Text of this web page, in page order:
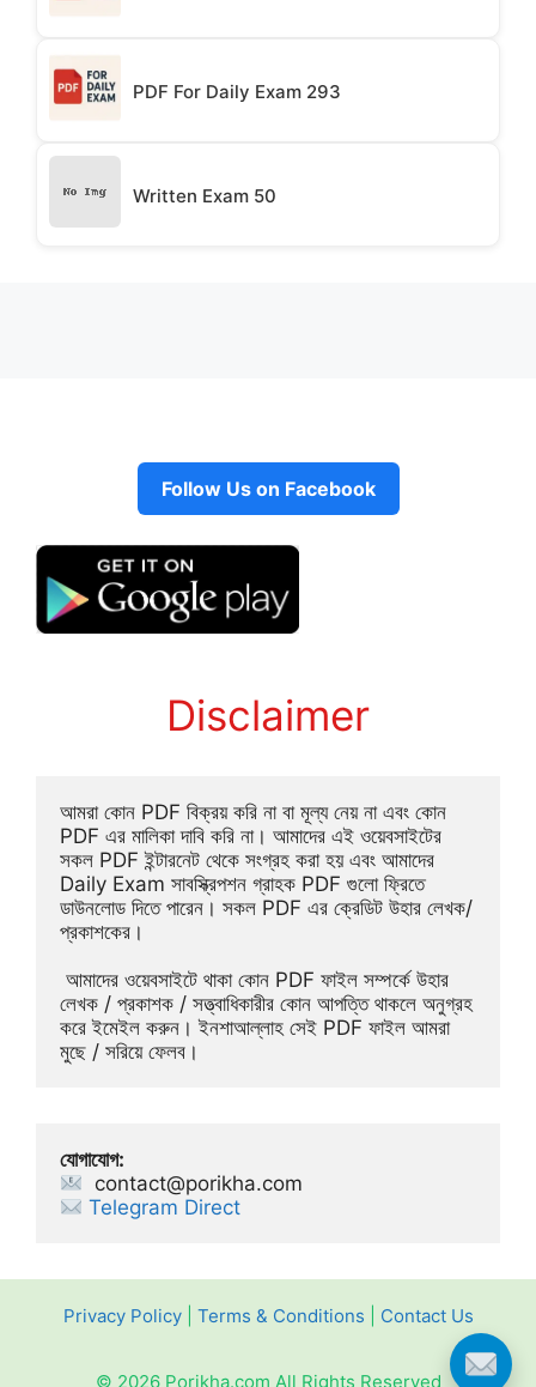
PDF For Daily Exam 293
Written Exam 50
Follow Us on Facebook
Disclaimer
আমরা কোন PDF বিক্রয় করি না বা মূল্য নেয় না এবং কোন
PDF এর মালিকা দাবি করি না। আমাদের এই ওয়েবসাইটের
সকল PDF ইন্টারনেট থেকে সংগ্রহ করা হয় এবং আমাদের
Daily Exam সাবস্ক্রিপশন গ্রাহক PDF গুলো ফ্রিতে
ডাউনলোড দিতে পারেন। সকল PDF এর ক্রেডিট উহার লেখক/
প্রকাশকের।
লেখক / প্রকাশক / সত্ত্বাধিকারীর কোন আপত্তি থাকলে অনুগ্রহ
করে ইমেইল করুন। ইনশাআল্লাহ সেই PDF ফাইল আমরা
মুছে / সরিয়ে ফেলব।
যোগাযোগ:
contact@porikha.com
Telegram Direct
Privacy Policy| Terms & Conditions Contact Us
© 2026 Porikha.com All Rights Reserved